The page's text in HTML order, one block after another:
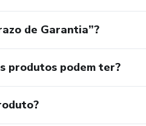
de Garantia”?
produtos podem ter?